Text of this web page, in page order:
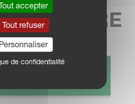
accepter
Tout refuser
de confidentialité